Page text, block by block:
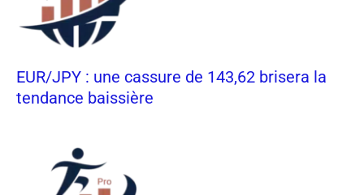
EUR/JPY : une cassure de 143,62 brisera la
tendance baissière